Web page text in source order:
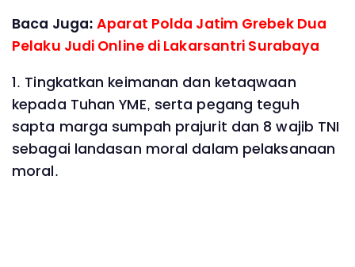
Baca Juga:Aparat Polda Jatim Grebek Dua
Pelaku Judi Online di Lakarsantri Surabaya
1. Tingkatkan keimanan dan ketaqwaan
kepada Tuhan YME, serta pegang teguh
sapta marga sumpah prajurit dan 8 wajib TNI
sebagai landasan moral dalam pelaksanaan
moral.